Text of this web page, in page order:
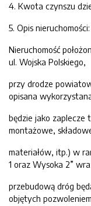
4. Kwota czynszu
5. Opis nieruchomości:
Nieruchomość
ul. Wojska Polskiego,
przy drodze
opisana
będzie jako zaplecze
montażowe,
materiałów, itp.) w
1 oraz Wysoka 2”
przebudową dróg
objętych